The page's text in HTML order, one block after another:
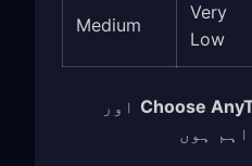
Very
Low
Medium
Choose : Reliability اور